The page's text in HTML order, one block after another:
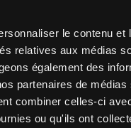
le contenu et
relatives aux médias
également des
partenaires de médias
combiner celles-ci
ou qu'ils ont
2a 0a 9a
(23) 9a 5a
0a 0a 1a
2a